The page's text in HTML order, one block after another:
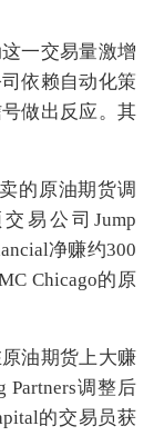
一交易量激增
依赖自动化策
做出反应。其
的原油期货调
易公司Jump
净赚约300
Chicago的原
油期货上大赚
Partners调整后
的交易员获